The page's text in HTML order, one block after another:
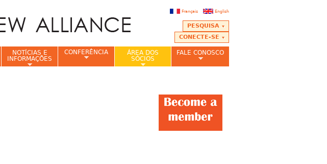
English
Français
PESQUISA
CONECTE-SE
NOTÍCIAS E
INFORMAÇÕES
CONFERÊNCIA
ÁREA DOS
SÓCIOS
FALE CONOSCO